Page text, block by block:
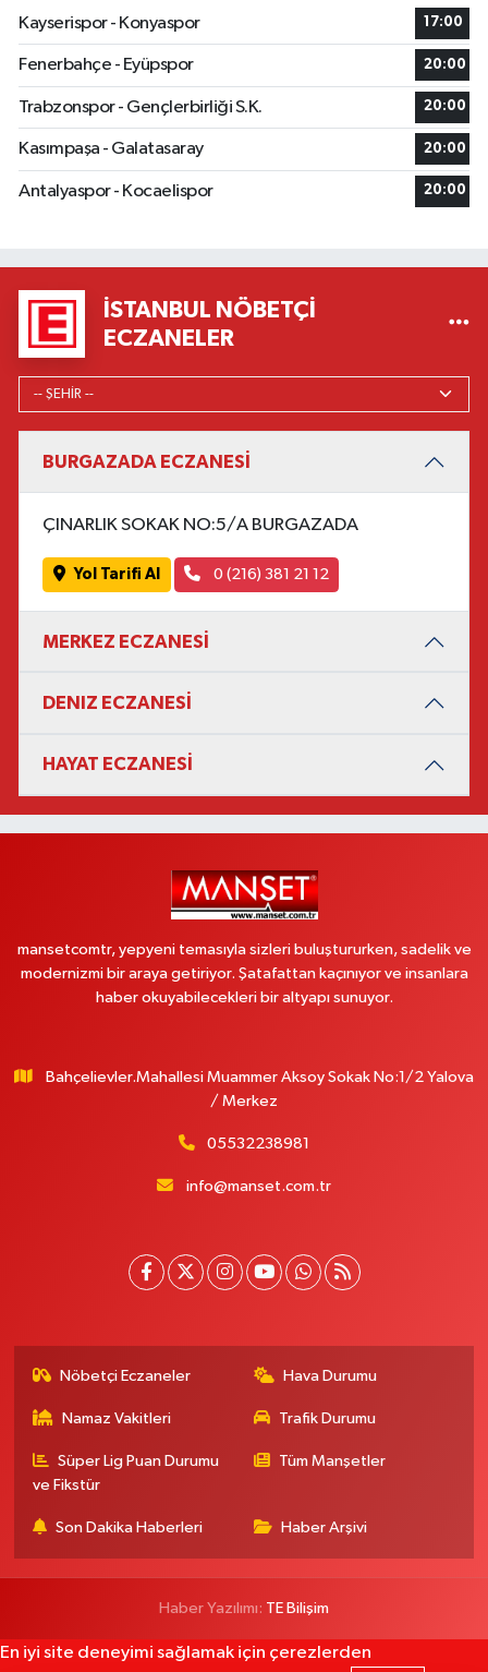
Kayserispor - Konyaspor
17:00
Fenerbahçe - Eyüpspor 20:00
Trabzonspor - Gençlerbirliği S.K. 20:00
Kasımpaşa - Galatasaray 20:00
Antalyaspor - Kocaelispor 20:00
İSTANBUL NÖBETÇI
ECZANELER
BURGAZADA ECZANESİ
ÇINARLIK SOKAK NO:5/A BURGAZADA
Yol Tarifi Al 0 (216) 381 21 12
MERKEZ ECZANESİ
DENIZ ECZANESİ
HAYAT ECZANESİ
mansetcomtr, yepyeni temasıyla sizleri buluştururken, sadelik ve
modernizmi bir araya getiriyor. Şatafattan kaçınıyor ve insanlara
haber okuyabilecekleri bir altyapı sunuyor.
Bahçelievler.Mahallesi Muammer Aksoy Sokak No:1/2 Yalova
/ Merkez
05532238981
info@manset.com.tr
Nöbetçi Eczaneler Hava Durumu
Namaz Vakitleri Trafik Durumu
Süper Lig Puan Durumu
ve Fikstür
Tüm Manşetler
Son Dakika Haberleri Haber Arşivi
Haber Yazılımı: TE Bilişim
En iyi site deneyimi sağlamak için çerezlerden